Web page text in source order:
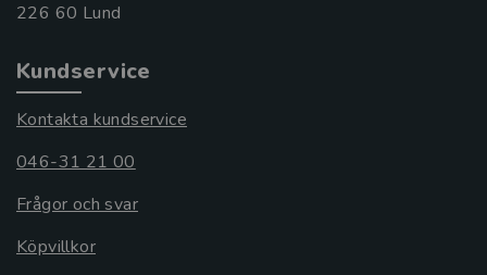
Kundservice
Kontakta kundservice
046-31 21 00
Frågor och svar
Köpvillkor